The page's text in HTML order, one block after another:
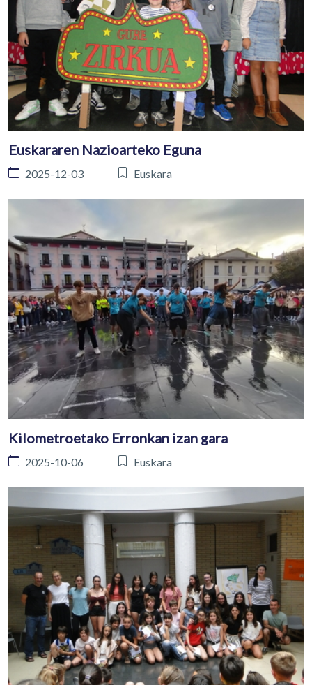
Euskararen Nazioarteko Eguna
2025-12-03 Euskara
Kilometroetako Erronkan izan gara
2025-10-06 Euskara